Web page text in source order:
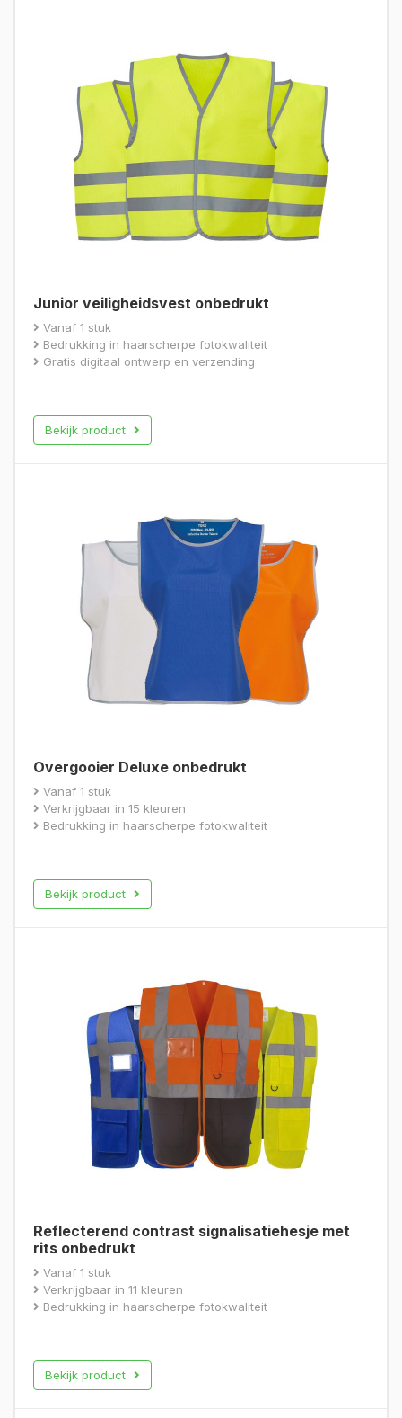
Junior veiligheidsvest onbedrukt
Vanaf 1 stuk
Bedrukking in haarscherpe fotokwaliteit
Gratis digitaal ontwerp en verzending
Bekijk product
Overgooier Deluxe onbedrukt
Vanaf 1 stuk
Verkrijgbaar in 15 kleuren
Bedrukking in haarscherpe fotokwaliteit
Bekijk product
Reflecterend contrast signalisatiehesje met
rits onbedrukt
Vanaf 1 stuk
Verkrijgbaar in 11 kleuren
Bedrukking in haarscherpe fotokwaliteit
Bekijk product